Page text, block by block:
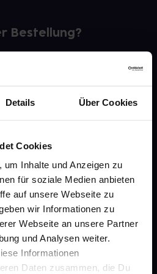
Details Über Cookies
Cookies
Inhalte und Anzeigen zu
für soziale Medien anbieten
auf unsere Webseite zu
wir Informationen zu
Webseite an unsere Partner
und Analysen weiter.
Informationen
Daten zusammen, die Du
Bestellung?